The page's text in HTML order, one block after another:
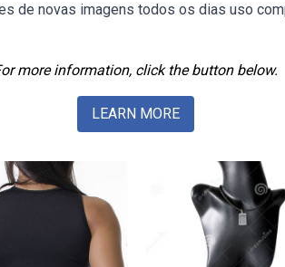
de novas imagens todos os dias uso
more information, click the button below.
LEARN MORE